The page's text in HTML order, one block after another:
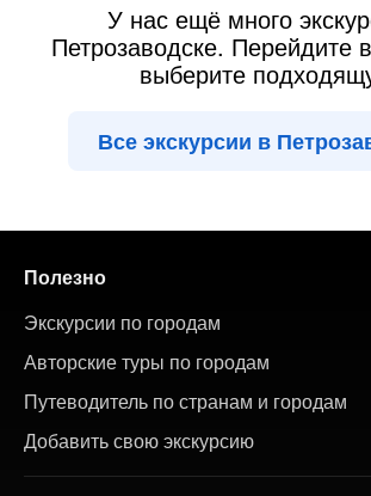
У нас ещё много
Петрозаводске. Перейдите
выберите
Все экскурсии в
Полезно
Экскурсии по городам
Авторские туры по городам
Путеводитель по странам и городам
Добавить свою экскурсию